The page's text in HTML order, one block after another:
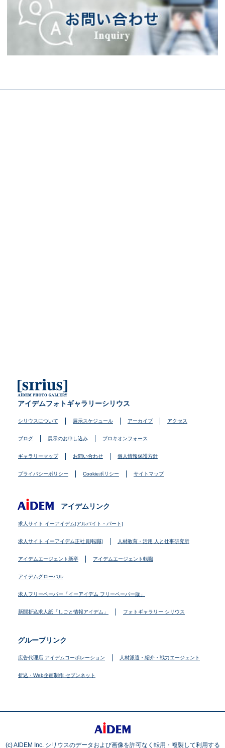
アイデムフォトギャラリーシリウス
シリウスについて 展示スケジュール アーカイブ アクセス
ブログ 展示のお申し込み プロキオンフォース
ギャラリーマップ お問い合わせ 個人情報保護方針
プライバシーポリシー Cookieポリシー サイトマップ
アイデムリンク
求人サイト イーアイデム[アルバイト・パート]
求人サイト イーアイデム正社員[転職] 人材教育・活用 人と仕事研究所
アイデムエージェント新卒 アイデムエージェント転職
アイデムグローバル
求人フリーペーパー「イーアイデム フリーペーパー版」
新聞折込求人紙「しごと情報アイデム」 フォトギャラリー シリウス
グループリンク
広告代理店 アイデムコーポレーション 人材派遣・紹介・戦力エージェント
折込・Web企画制作 セブンネット
(c) AIDEM Inc. シリウスのデータおよび画像を許可なく転用・複製して利用する